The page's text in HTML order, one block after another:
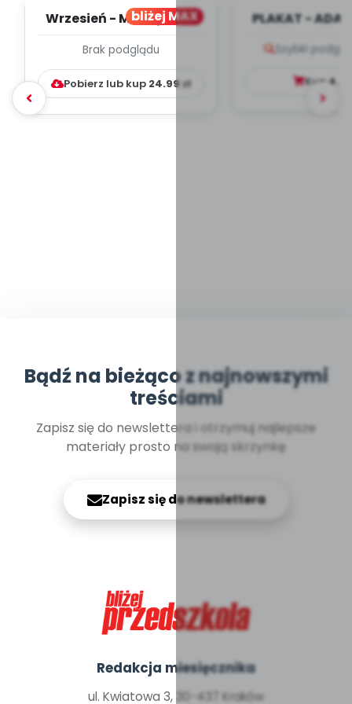
bliżej MAX
Wrzesień - MIESIĘCZNY
WYCHOWAWCZO –
DYDAKTYC...
Brak podglądu
Pobierz lub kup 24.99zł
PLAKAT -
Szybki
Kup
Bądź na bieżąco z najnowszymi
treściami
Zapisz się do newslettera i otrzymuj najlepsze
materiały prosto na swoją skrzynkę
Zapisz się do newslettera
Redakcja miesięcznika
ul. Kwiatowa 3, 30-437 Kraków